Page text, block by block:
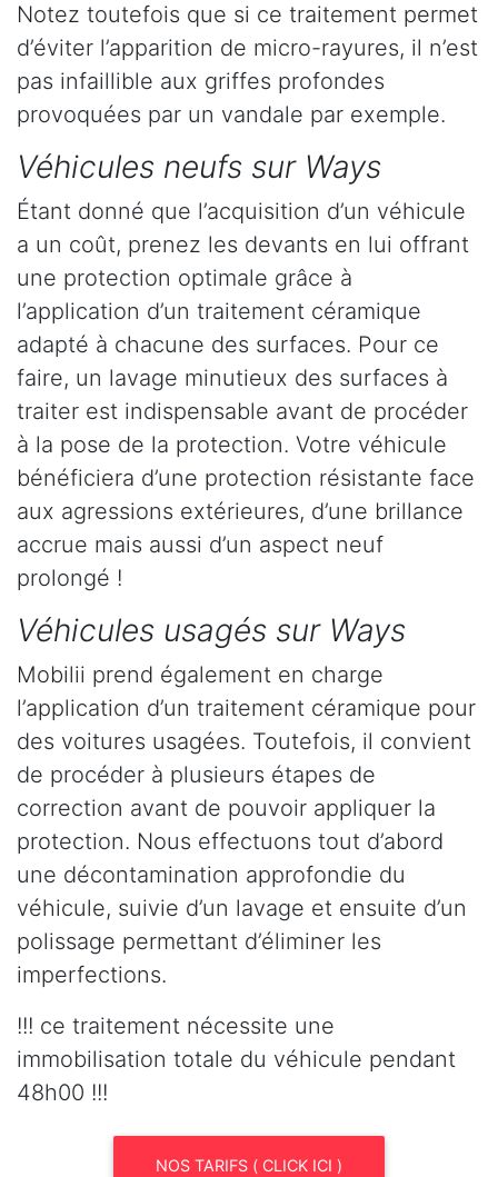
Notez toutefois que si ce traitement permet
d’éviter l’apparition de micro-rayures, il n’est
pas infaillible aux griffes profondes
provoquées par un vandale par exemple.
Véhicules neufs sur Ways
Étant donné que l’acquisition d’un véhicule
a un coût, prenez les devants en lui offrant
une protection optimale grâce à
l’application d’un traitement céramique
adapté à chacune des surfaces. Pour ce
faire, un lavage minutieux des surfaces à
traiter est indispensable avant de procéder
à la pose de la protection. Votre véhicule
bénéficiera d’une protection résistante face
aux agressions extérieures, d’une brillance
accrue mais aussi d’un aspect neuf
prolongé !
Véhicules usagés sur Ways
Mobilii prend également en charge
l’application d’un traitement céramique pour
des voitures usagées. Toutefois, il convient
de procéder à plusieurs étapes de
correction avant de pouvoir appliquer la
protection. Nous effectuons tout d’abord
une décontamination approfondie du
véhicule, suivie d’un lavage et ensuite d’un
polissage permettant d’éliminer les
imperfections.
!!! ce traitement nécessite une
immobilisation totale du véhicule pendant
48h00 !!!
NOS TARIFS ( CLICK ICI )